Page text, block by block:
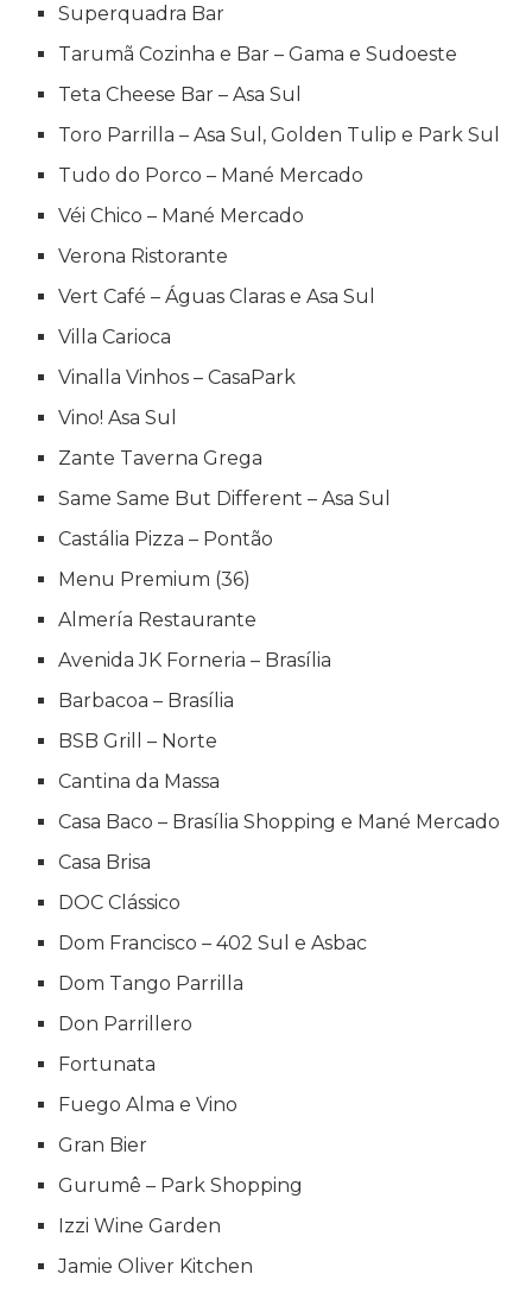
Superquadra Bar
Tarumã Cozinha e Bar – Gama e Sudoeste
Teta Cheese Bar – Asa Sul
Toro Parrilla – Asa Sul, Golden Tulip e Park Sul
Tudo do Porco – Mané Mercado
Véi Chico – Mané Mercado
Verona Ristorante
Vert Café – Águas Claras e Asa Sul
Villa Carioca
Vinalla Vinhos – CasaPark
Vino! Asa Sul
Zante Taverna Grega
Same Same But Different – Asa Sul
Castália Pizza – Pontão
Menu Premium (36)
Almería Restaurante
Avenida JK Forneria – Brasília
Barbacoa – Brasília
BSB Grill – Norte
Cantina da Massa
Casa Baco – Brasília Shopping e Mané Mercado
Casa Brisa
DOC Clássico
Dom Francisco – 402 Sul e Asbac
Dom Tango Parrilla
Don Parrillero
Fortunata
Fuego Alma e Vino
Gran Bier
Gurumê – Park Shopping
Izzi Wine Garden
Jamie Oliver Kitchen